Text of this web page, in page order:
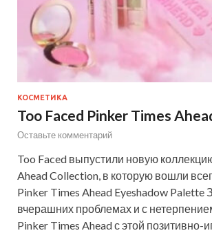
КОСМЕТИКА
Too Faced Pinker Times
Оставьте комментарий
Too Faced выпустили новую
Ahead Collection, в которую вошли
Pinker Times Ahead Eyeshadow Palette
вчерашних проблемах и с
Pinker Times Ahead с этой позитивно-